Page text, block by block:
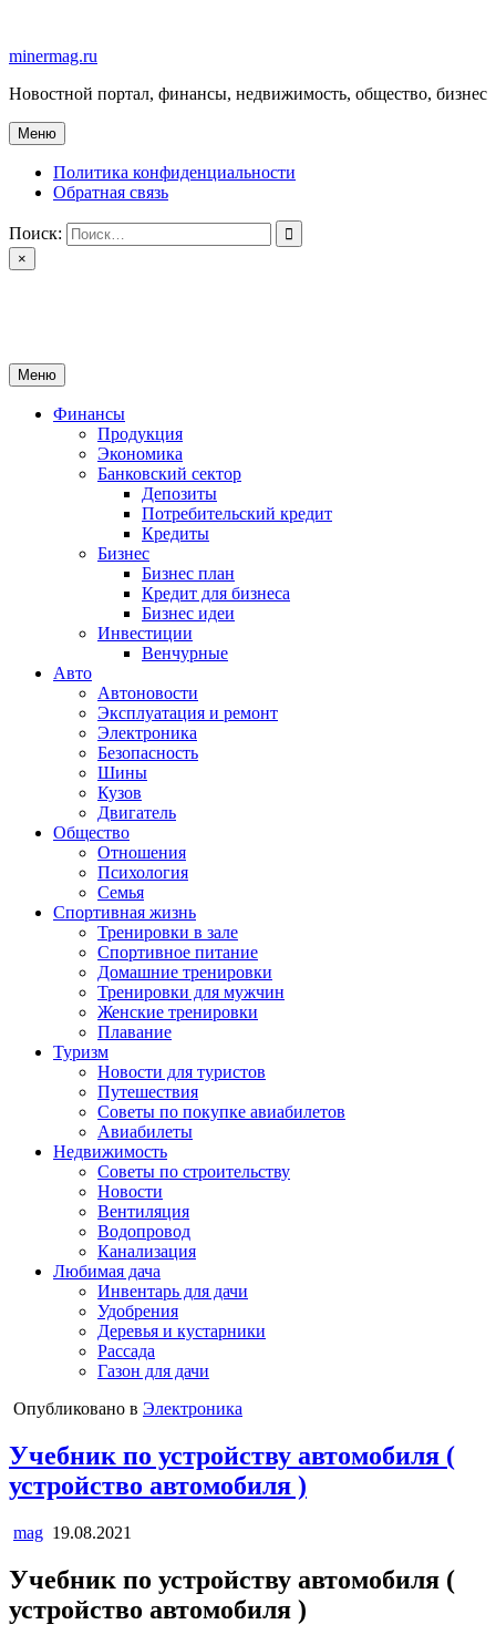
содержимому
minermag.ru
Новостной портал, финансы, недвижимость, общество, бизнес
Меню
Политика конфиденциальности
Обратная связь
Поиск:
×
Меню
Финансы
Продукция
Экономика
Банковский сектор
Депозиты
Потребительский кредит
Кредиты
Бизнес
Бизнес план
Кредит для бизнеса
Бизнес идеи
Инвестиции
Венчурные
Авто
Автоновости
Эксплуатация и ремонт
Электроника
Безопасность
Шины
Кузов
Двигатель
Общество
Отношения
Психология
Семья
Спортивная жизнь
Тренировки в зале
Спортивное питание
Домашние тренировки
Тренировки для мужчин
Женские тренировки
Плавание
Туризм
Новости для туристов
Путешествия
Советы по покупке авиабилетов
Авиабилеты
Недвижимость
Советы по строительству
Новости
Вентиляция
Водопровод
Канализация
Любимая дача
Инвентарь для дачи
Удобрения
Деревья и кустарники
Рассада
Газон для дачи
Опубликовано в Электроника
Учебник по устройству автомобиля (
устройство автомобиля )
mag 19.08.2021
Учебник по устройству автомобиля (
устройство автомобиля )